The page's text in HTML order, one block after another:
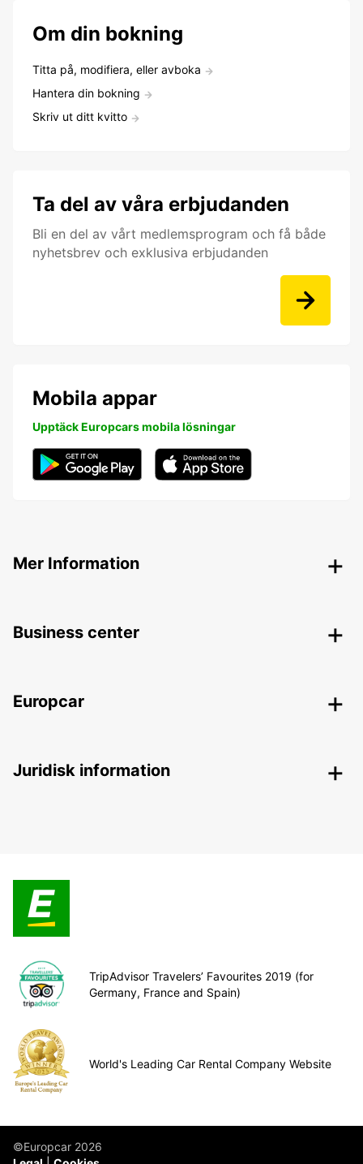
Om din bokning
Titta på, modifiera, eller avboka
Hantera din bokning
Skriv ut ditt kvitto
Ta del av våra erbjudanden
Bli en del av vårt medlemsprogram och få både
nyhetsbrev och exklusiva erbjudanden
Mobila appar
Upptäck Europcars mobila lösningar
Mer Information
Business center
Europcar
Juridisk information
TripAdvisor Travelers’ Favourites 2019 (for
Germany, France and Spain)
World's Leading Car Rental Company Website
©Europcar 2026